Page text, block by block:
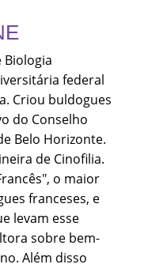
Biologia
federal
Criou buldogues
do Conselho
Belo Horizonte.
de Cinofilia.
o maior
franceses, e
levam esse
sobre bem-
Além disso